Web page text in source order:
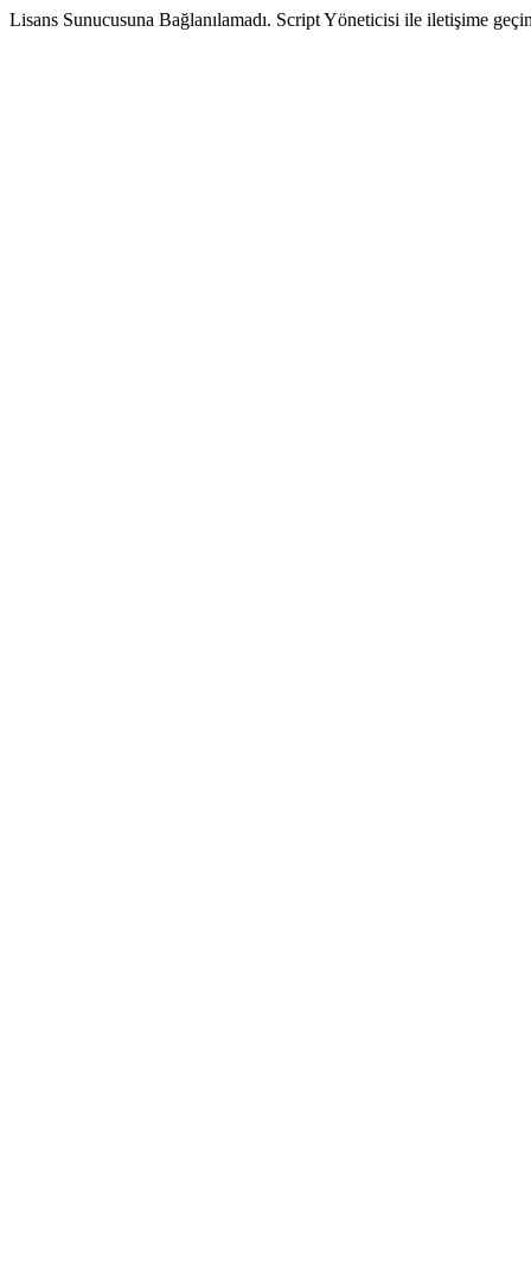
Lisans Sunucusuna Bağlanılamadı. Script Yöneticisi ile iletişime